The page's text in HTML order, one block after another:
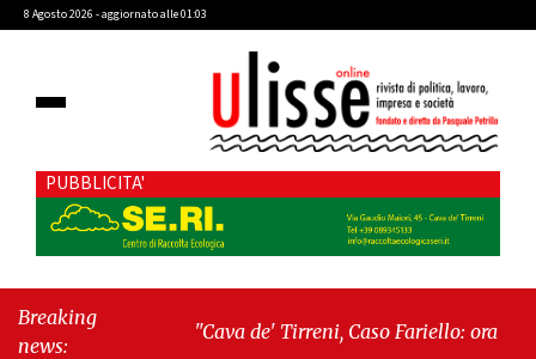
8 Agosto 2026 - aggiornato alle 01:03
PUBBLICITA'
Breaking
news:
"Cava de' Tirreni, Caso Fariello: ora torniamo